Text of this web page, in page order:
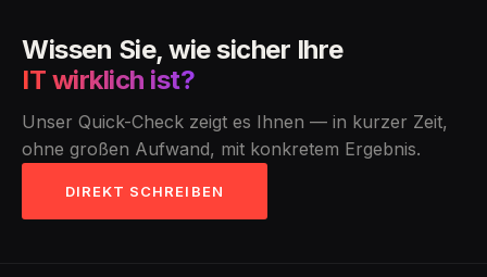
Wissen Sie, wie sicher Ihre
IT wirklich ist?
Unser Quick-Check zeigt es Ihnen — in kurzer Zeit,
ohne großen Aufwand, mit konkretem Ergebnis.
DIREKT SCHREIBEN